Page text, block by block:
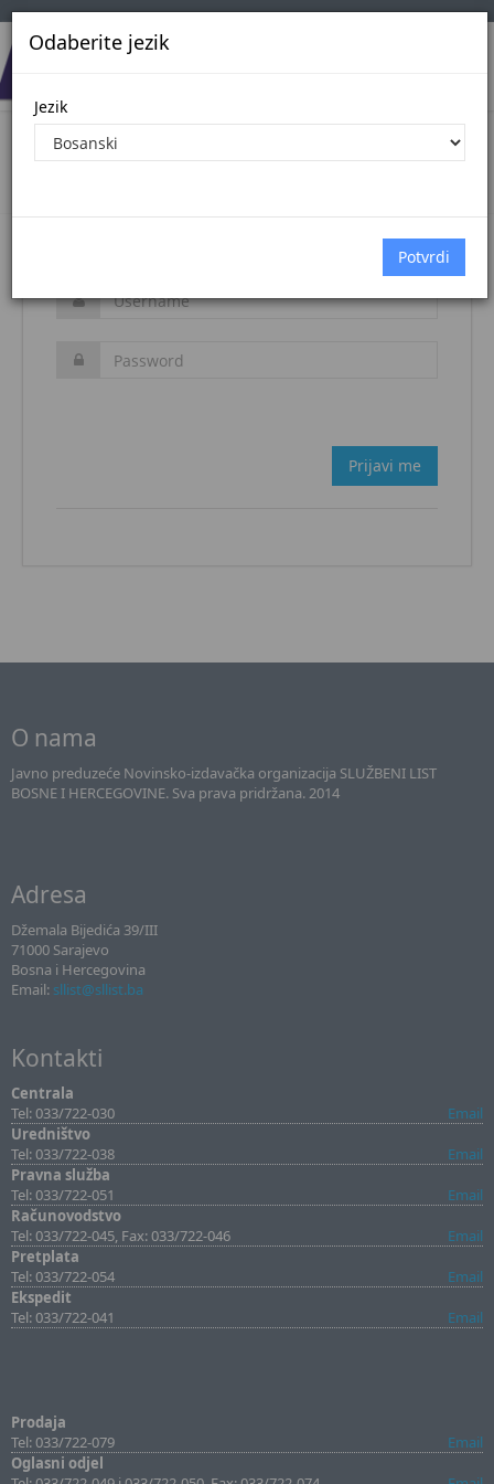
Odaberite jezik
Jezik
Login
Prijavi me
O nama
Javno preduzeće Novinsko-izdavačka organizacija SLUŽBENI LIST
BOSNE I HERCEGOVINE. Sva prava pridržana. 2014
Adresa
Džemala Bijedića 39/III
71000 Sarajevo
Bosna i Hercegovina
Email: sllist@sllist.ba
Kontakti
Centrala
Tel: 033/722-030
Email
Uredništvo
Tel: 033/722-038
Email
Pravna služba
Tel: 033/722-051
Email
Računovodstvo
Tel: 033/722-045, Fax: 033/722-046
Email
Pretplata
Tel: 033/722-054
Email
Ekspedit
Tel: 033/722-041
Email
Prodaja
Tel: 033/722-079
Email
Oglasni odjel